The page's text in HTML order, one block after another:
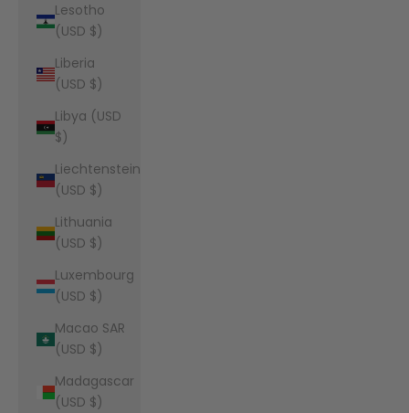
Lesotho
(USD $)
Liberia
(USD $)
Libya (USD
$)
Liechtenstein
(USD $)
Lithuania
(USD $)
Luxembourg
(USD $)
Macao SAR
(USD $)
Madagascar
(USD $)